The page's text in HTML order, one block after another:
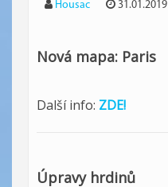
Housac 31.01.2019
Nová mapa: Paris
Další info: ZDE!
Úpravy hrdinů